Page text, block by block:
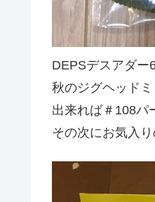
DEPSデスアダー
秋のジグヘッドミ
出来れば＃108パ
その次にお気入